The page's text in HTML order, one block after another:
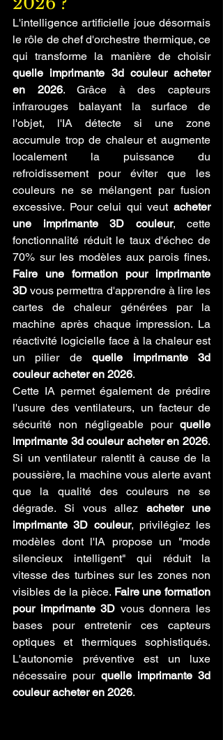
L'intelligence artificielle joue désormais
le rôle de chef d'orchestre thermique, ce
qui transforme la manière de choisir
quelle imprimante 3d couleur acheter
en 2026. Grâce à des capteurs
infrarouges balayant la surface de
l'objet, l'IA détecte si une zone
accumule trop de chaleur et augmente
localement la puissance du
refroidissement pour éviter que les
couleurs ne se mélangent par fusion
excessive. Pour celui qui veut acheter
une imprimante 3D couleur, cette
fonctionnalité réduit le taux d'échec de
Faire une formation pour imprimante
3D vous permettra d'apprendre à lire les
cartes de chaleur générées par la
machine après chaque impression. La
réactivité logicielle face à la chaleur est
un pilier de quelle imprimante 3d
couleur acheter en 2026.
Cette IA permet également de prédire
l'usure des ventilateurs, un facteur de
sécurité non négligeable pour quelle
imprimante 3d couleur acheter en 2026.
Si un ventilateur ralentit à cause de la
poussière, la machine vous alerte avant
que la qualité des couleurs ne se
dégrade. Si vous allez acheter une
imprimante 3D couleur, privilégiez les
modèles dont l'IA propose un "mode
silencieux intelligent" qui réduit la
vitesse des turbines sur les zones non
visibles de la pièce. Faire une formation
pour imprimante 3D vous donnera les
bases pour entretenir ces capteurs
optiques et thermiques sophistiqués.
L'autonomie préventive est un luxe
nécessaire pour quelle imprimante 3d
couleur acheter en 2026.